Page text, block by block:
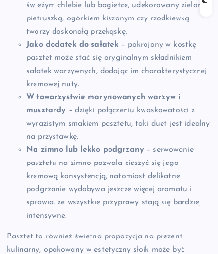
świeżym chlebie lub bagietce, udekorowany zieloną
pietruszką, ogórkiem kiszonym czy rzodkiewką
tworzy doskonałą przekąskę.
Jako dodatek do sałatek – pokrojony w kostkę
pasztet może stać się oryginalnym składnikiem
sałatek warzywnych, dodając im charakterystycznej
kremowej nuty.
W towarzystwie marynowanych warzyw i
musztardy – dzięki połączeniu kwaskowatości z
wyrazistym smakiem pasztetu, taki duet jest idealny
na przystawkę.
Na zimno lub lekko podgrzany – serwowanie
pasztetu na zimno pozwala cieszyć się jego
kremową konsystencją, natomiast delikatne
podgrzanie wydobywa jeszcze więcej aromatu i
sprawia, że wszystkie przyprawy stają się bardziej
intensywne.
Pasztet to również świetna propozycja na prezent
kulinarny, opakowany w estetyczny słoik może być